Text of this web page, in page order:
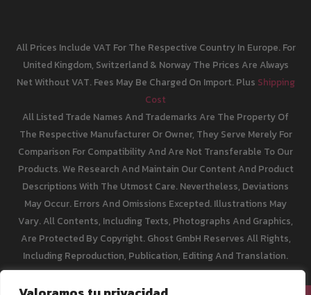
All Prices Include VAT For The Respective Country In Europe. For
United Kingdom, Switzerland & Norway The Prices Are Always
Net Without VAT. Fees May Be Charged On Import. Plus Shipping
Cost
All Listed Trade Names And Trademarks Are The Property Of
The Respective Manufacturer Or Owner, They Serve Merely For
Comparison For Compatibility And Are Not Transferable To Our
Products. We Research And Maintain Our Content And Product
Descriptions With The Utmost Care. Nevertheless, Deviations
May Occur. Errors And Omissions Excepted. Illustrations May
Vary. All Contents, Including Texts, Photographs And Graphics,
Are Protected By Copyright. Ghost GmbH Reserves All Rights,
Including Reproduction, Publication, Editing And Translation.